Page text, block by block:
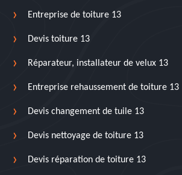
Entreprise de toiture 13
Devis toiture 13
Réparateur, installateur de velux 13
Entreprise rehaussement de toiture 13
Devis changement de tuile 13
Devis nettoyage de toiture 13
Devis réparation de toiture 13